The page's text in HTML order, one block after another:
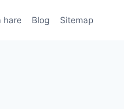
hare Blog Sitemap